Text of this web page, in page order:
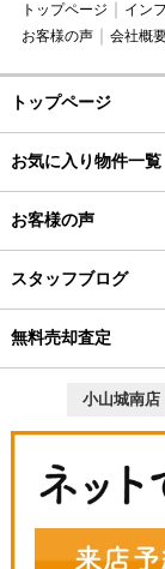
トップページ イン
お客様の声
会社概
トップページ
お気に入り物件一覧
お客様の声
スタッフブログ
無料売却査定
小山城南店